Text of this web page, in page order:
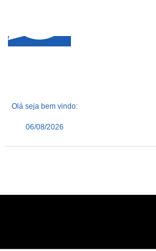
Olá seja bem vindo:
06/08/2026